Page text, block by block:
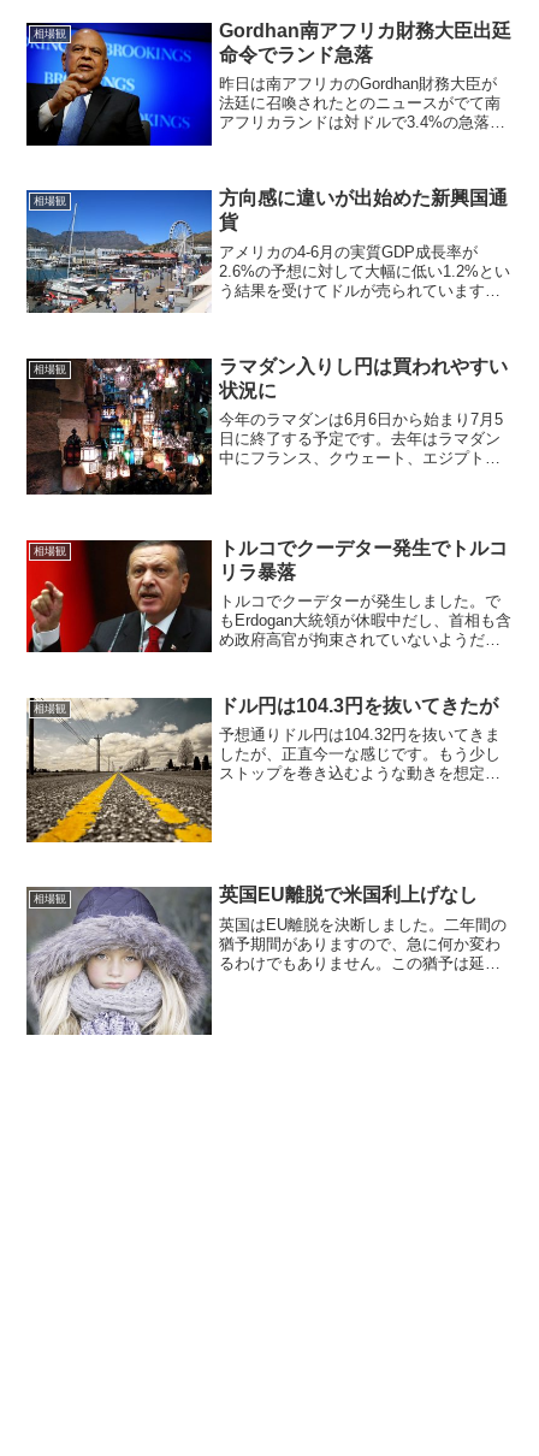
相場観
Gordhan南アフリカ財務大臣出廷
命令でランド急落
昨日は南アフリカのGordhan財務大臣が
法廷に召喚されたとのニュースがでて南
アフリカランドは対ドルで3.4%の急落を
き...
相場観
方向感に違いが出始めた新興国通
貨
アメリカの4-6月の実質GDP成長率が
2.6%の予想に対して大幅に低い1.2%とい
う結果を受けてドルが売られています。
に良くなってき...
相場観
ラマダン入りし円は買われやすい
状況に
今年のラマダンは6月6日から始まり7月5
日に終了する予定です。去年はラマダン
中にフランス、クウェート、エジプト、
日にテロを広く呼...
相場観
トルコでクーデター発生でトルコ
リラ暴落
トルコでクーデターが発生しました。で
もErdogan大統領が休暇中だし、首相も含
め政府高官が拘束されていないようだっ
までは市場が開いていましたので、ご覧
のようにリラは暴...
相場観 ドル円は104.3円を抜いてきたが
予想通りドル円は104.32円を抜いてきま
したが、正直今一な感じです。もう少し
ストップを巻き込むような動きを想定し
相場観 英国EU離脱で米国利上げなし
英国はEU離脱を決断しました。二年間の
猶予期間がありますので、急に何か変わ
るわけでもありません。この猶予は延長